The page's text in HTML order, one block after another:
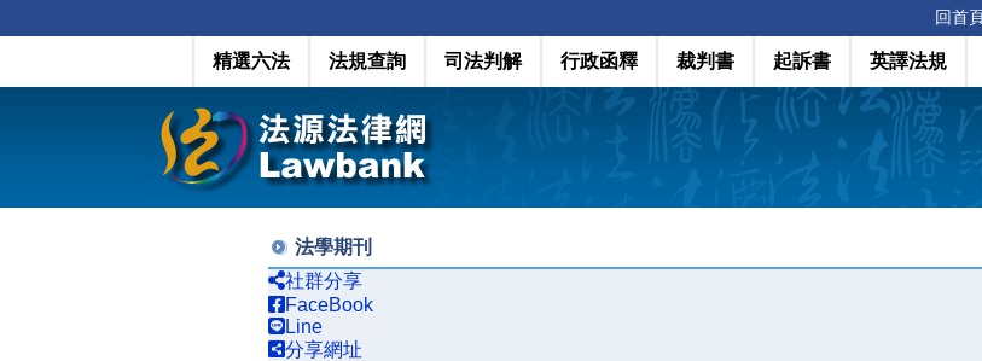
回首頁
精選六法 法規查詢 司法判解 行政函釋 裁判書 起訴書 英譯法規
法學期刊
社群分享
FaceBook
Line
分享網址